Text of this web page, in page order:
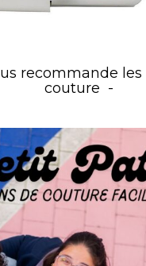
recommande
couture